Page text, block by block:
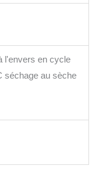
l'envers en cycle
séchage au sèche